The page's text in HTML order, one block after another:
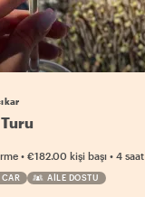
• €182.00 kişi başı• 4 saat
CAR AILE DOSTU